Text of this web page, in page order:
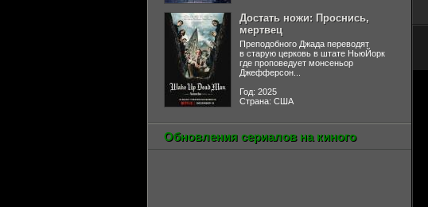
Достать ножи: Проснись,
мертвец
Преподобного Джада переводят
в старую церковь в штате НьюЙорк
где проповедует монсеньор
Джефферсон...
Год: 2025
Страна: США
Обновления сериалов на киного